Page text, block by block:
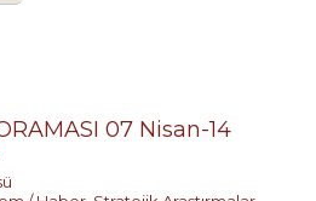
07 Nisan-14